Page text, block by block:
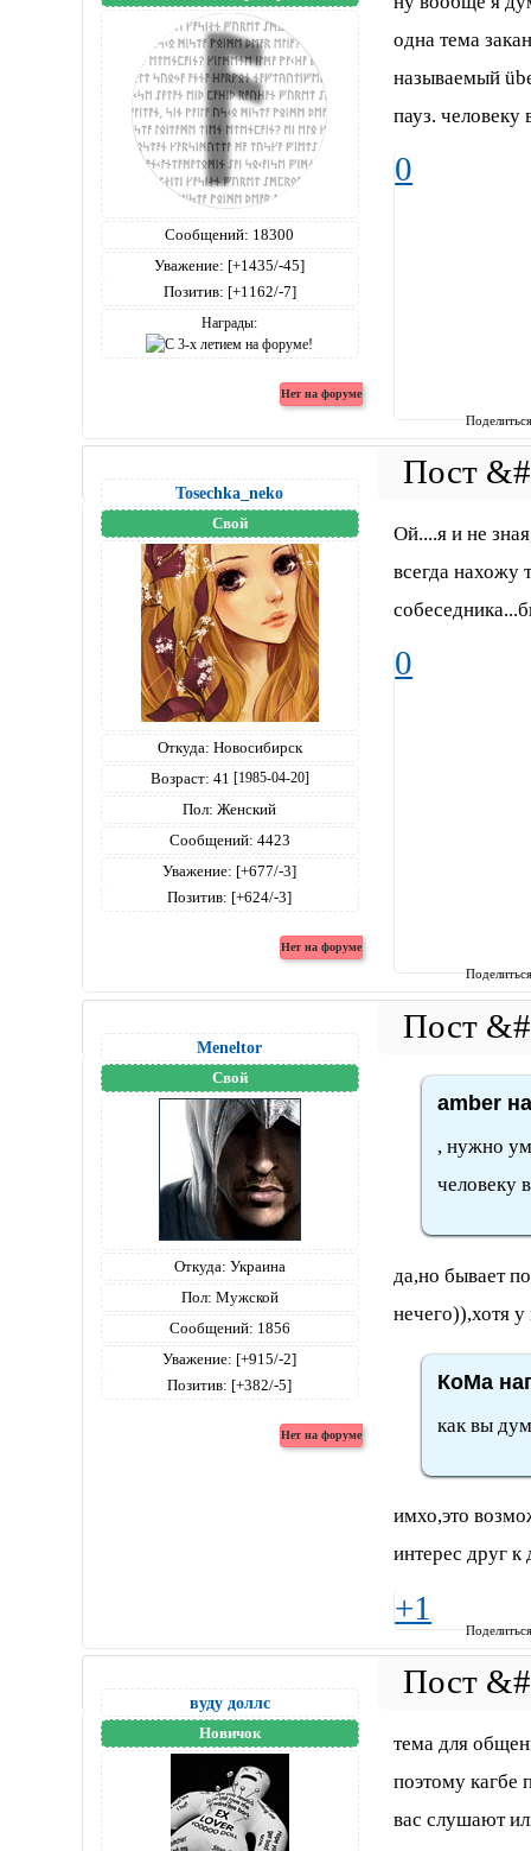
Сообщений: 18300
Уважение: [+1435/-45]
Позитив: [+1162/-7]
Награды:
одна тема
называемый
пауз. человеку
0
Tosechka_neko
Свой
Откуда: Новосибирск
Возраст: 41 [1985-04-20]
Пол: Женский
Сообщений: 4423
Уважение: [+677/-3]
Позитив: [+624/-3]
Ой....я и не
всегда нахожу
0
Meneltоr
Свой
Откуда: Украина
Пол: Мужской
Сообщений: 1856
Уважение: [+915/-2]
Позитив: [+382/-5]
amber
, нужно
человеку
да,но бывает
нечего)),хотя
КоМа
как вы
имхо,это
интерес друг к
+1
вуду доллс
Новичок
тема для
поэтому кагбе
вас слушают